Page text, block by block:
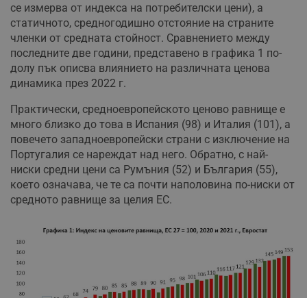
се измерва от индекса на потребителски цени), а
статичното, средногодишно отстояние на страните
членки от средната стойност. Сравнението между
последните две години, представено в графика 1 по-
долу пък описва влиянието на различната ценова
динамика през 2022 г.
Практически, средноевропейското ценово равнище е
много близко до това в Испания (98) и Италия (101), а
повечето западноевропейски страни с изключение на
Португалия се нареждат над него. Обратно, с най-
ниски средни цени са Румъния (52) и България (55),
което означава, че те са почти наполовина по-ниски от
средното равнище за целия ЕС.